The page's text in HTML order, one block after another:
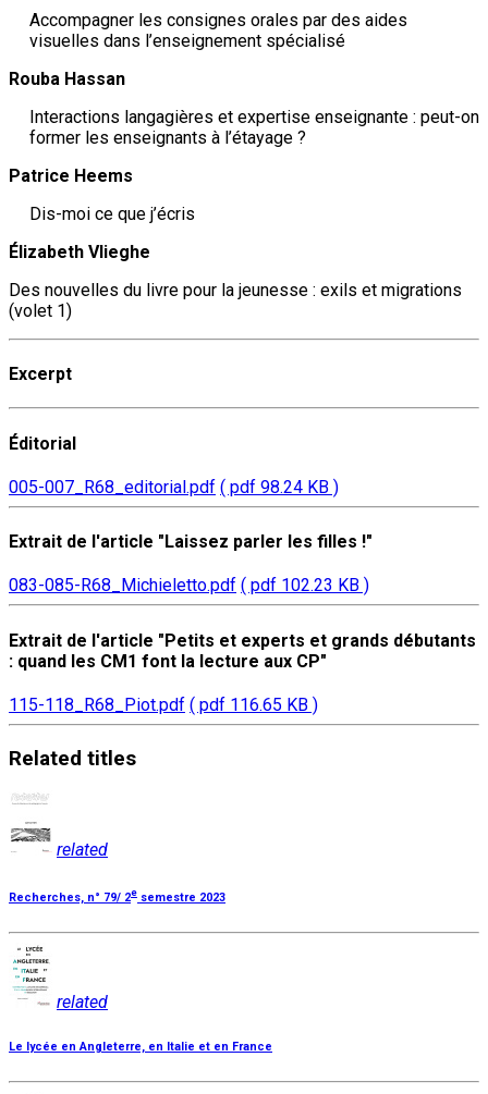
Accompagner les consignes orales par des aides
visuelles dans l’enseignement spécialisé
Rouba Hassan
Interactions langagières et expertise enseignante : peut-on
former les enseignants à l’étayage ?
Patrice Heems
Dis-moi ce que j’écris
Élizabeth Vlieghe
Des nouvelles du livre pour la jeunesse : exils et migrations
(volet 1)
Excerpt
Éditorial
005-007_R68_editorial.pdf ( pdf 98.24 KB )
Extrait de l'article "Laissez parler les filles !"
083-085-R68_Michieletto.pdf ( pdf 102.23 KB )
Extrait de l'article "Petits et experts et grands débutants
: quand les CM1 font la lecture aux CP"
115-118_R68_Piot.pdf ( pdf 116.65 KB )
Related titles
related
Recherches, n° 79/ 2e semestre 2023
related
Le lycée en Angleterre, en Italie et en France